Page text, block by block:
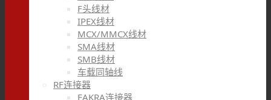
F头线材
IPEX线材
MCX/MMCX线材
SMA线材
SMB线材
车载同轴线
RF连接器
FAKRA连接器